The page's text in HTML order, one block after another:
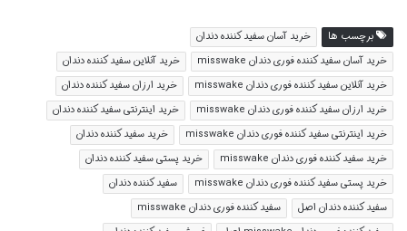
برچسب ها
خرید آسان سفید کننده دندان
خرید آسان سفید کننده فوری دندان misswake
خرید آنلاین سفید کننده دندان
خرید آنلاین سفید کننده فوری دندان misswake
خرید ارزان سفید کننده دندان
خرید ارزان سفید کننده فوری دندان misswake
خرید اینترنتی سفید کننده دندان
خرید اینترنتی سفید کننده فوری دندان misswake
خرید سفید کننده دندان
خرید سفید کننده فوری دندان misswake
خرید پستی سفید کننده دندان
خرید پستی سفید کننده فوری دندان misswake
سفید کننده دندان
سفید کننده دندان اصل
سفید کننده فوری دندان misswake